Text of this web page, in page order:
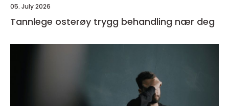
05. July 2026
Tannlege osterøy trygg behandling nær deg